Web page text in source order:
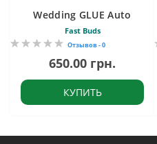
Wedding GLUE Auto
Fast Buds
Отзывов - 0
650.00 грн.
КУПИТЬ